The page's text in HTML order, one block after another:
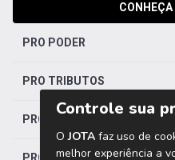
PRO PODER
PRO TRIBUTOS
PRO TRABALHISTA